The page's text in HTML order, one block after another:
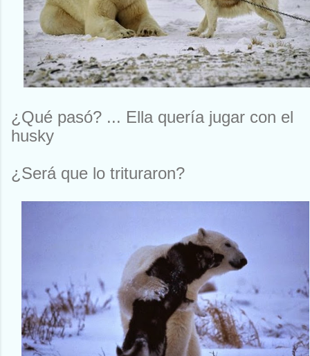
¿Qué pasó? ... Ella quería jugar con el
husky
¿Será que lo trituraron?